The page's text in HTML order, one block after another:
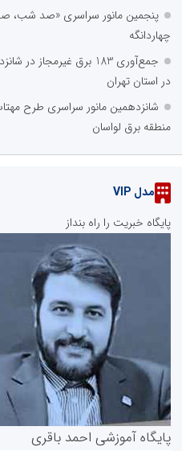
پنجمین مانور سراسری «صد شب، صد
چهاردانگه
جمع‌آوری 183 برق
در استان تهران
شانزدهمین مانور سراسری طرح
منطقه برق لواسان
مدل VIP
پایگاه خبریت را راه بنداز
پایگاه آموزشی احمد باقری